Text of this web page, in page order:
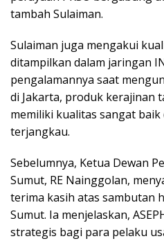
tambah Sulaiman.
Sulaiman juga mengakui
ditampilkan dalam jaringan
pengalamannya saat
di Jakarta, produk kerajinan
memiliki kualitas sangat
terjangkau.
Sebelumnya, Ketua Dewan
Sumut, RE Nainggolan,
terima kasih atas sambutan
Sumut. Ia menjelaskan,
strategis bagi para pelaku